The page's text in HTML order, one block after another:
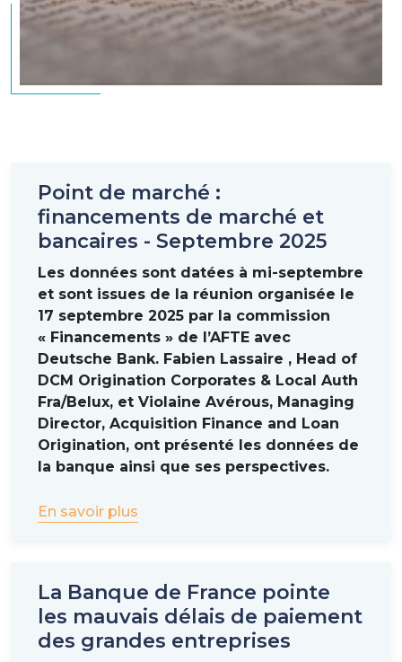
Point de marché :
financements de marché et
bancaires - Septembre 2025
Les données sont datées à mi-septembre
et sont issues de la réunion organisée le
17 septembre 2025 par la commission
« Financements » de l’AFTE avec
Deutsche Bank. Fabien Lassaire , Head of
DCM Origination Corporates & Local Auth
Fra/Belux, et Violaine Avérous, Managing
Director, Acquisition Finance and Loan
Origination, ont présenté les données de
la banque ainsi que ses perspectives.
En savoir plus
La Banque de France pointe
les mauvais délais de paiement
des grandes entreprises